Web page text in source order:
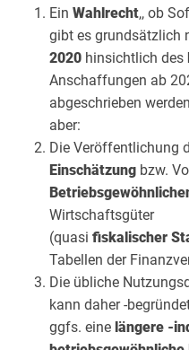
Ein Wahlrecht,, ob
gibt es grundsätzlich
2020 hinsichtlich des
Anschaffungen ab
abgeschrieben
aber:
Die Veröffentlichung
Einschätzung bzw.
Wirtschaftsgüter
(quasi fiskalischer
Tabellen der
Die übliche
kann daher -
ggfs. eine längere -